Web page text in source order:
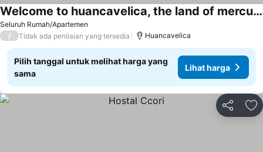
Seluruh Rumah/Apartemen
Welcome to huancavelica, the land of mercury.
Lihat harga
/ Tidak ada penilaian yang tersedia Huancavelica
Pilih tanggal untuk melihat harga yang
sama
Lihat harga
Bagikan